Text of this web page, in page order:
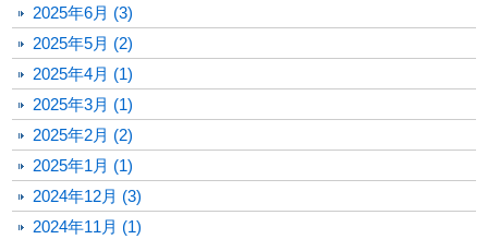
2025年6月 (3)
2025年5月 (2)
2025年4月 (1)
2025年3月 (1)
2025年2月 (2)
2025年1月 (1)
2024年12月 (3)
2024年11月 (1)